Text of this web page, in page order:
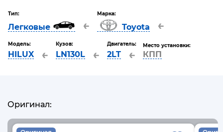
Тип:
Легковые ←
Марка:
Toyota ←
Модель:
HILUX ←
Кузов:
LN130L ←
Двигатель:
2LT ←
Место установки:
КПП
Оригинал: